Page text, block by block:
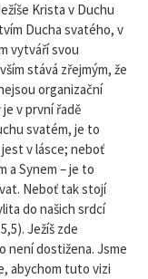
Krista v Duchu
Ducha svatého, v
vytváří svou
stává zřejmým, že
organizační
v první řadě
svatém, je to
v lásce; neboť
a Synem – je to
Neboť tak stojí
do našich srdcí
Ježíš zde
není dostižena. Jsme
abychom tuto vizi